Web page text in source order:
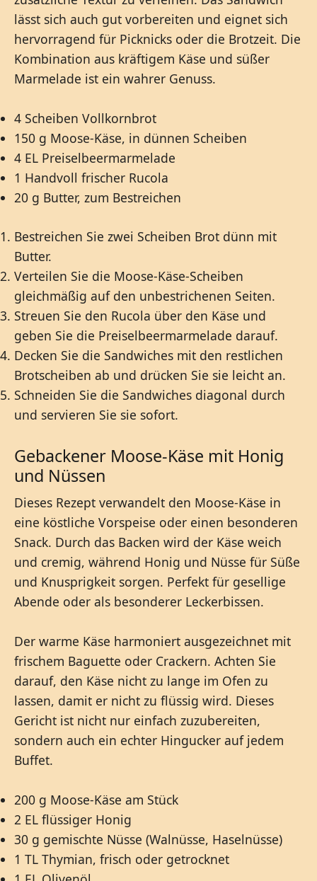
lässt sich auch gut vorbereiten und eignet sich
hervorragend für Picknicks oder die Brotzeit. Die
Kombination aus kräftigem Käse und süßer
Marmelade ist ein wahrer Genuss.
4 Scheiben Vollkornbrot
150 g Moose-Käse, in dünnen Scheiben
4 EL Preiselbeermarmelade
1 Handvoll frischer Rucola
20 g Butter, zum Bestreichen
Bestreichen Sie zwei Scheiben Brot dünn mit
Butter.
Verteilen Sie die Moose-Käse-Scheiben
gleichmäßig auf den unbestrichenen Seiten.
Streuen Sie den Rucola über den Käse und
geben Sie die Preiselbeermarmelade darauf.
Decken Sie die Sandwiches mit den restlichen
Brotscheiben ab und drücken Sie sie leicht an.
Schneiden Sie die Sandwiches diagonal durch
und servieren Sie sie sofort.
Gebackener Moose-Käse mit Honig
und Nüssen
Dieses Rezept verwandelt den Moose-Käse in
eine köstliche Vorspeise oder einen besonderen
Snack. Durch das Backen wird der Käse weich
und cremig, während Honig und Nüsse für Süße
und Knusprigkeit sorgen. Perfekt für gesellige
Abende oder als besonderer Leckerbissen.
Der warme Käse harmoniert ausgezeichnet mit
frischem Baguette oder Crackern. Achten Sie
darauf, den Käse nicht zu lange im Ofen zu
lassen, damit er nicht zu flüssig wird. Dieses
Gericht ist nicht nur einfach zuzubereiten,
sondern auch ein echter Hingucker auf jedem
Buffet.
200 g Moose-Käse am Stück
2 EL flüssiger Honig
30 g gemischte Nüsse (Walnüsse, Haselnüsse)
1 TL Thymian, frisch oder getrocknet